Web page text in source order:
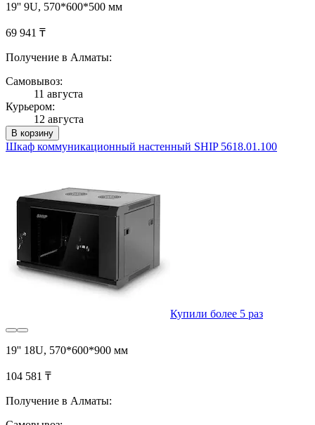
19'' 9U, 570*600*500 мм
69 941 ₸
Получение в Алматы:
Самовывоз:
11 августа
Курьером:
12 августа
В корзину
Шкаф коммуникационный настенный SHIP 5618.01.100
Купили более 5 раз
19'' 18U, 570*600*900 мм
104 581 ₸
Получение в Алматы: